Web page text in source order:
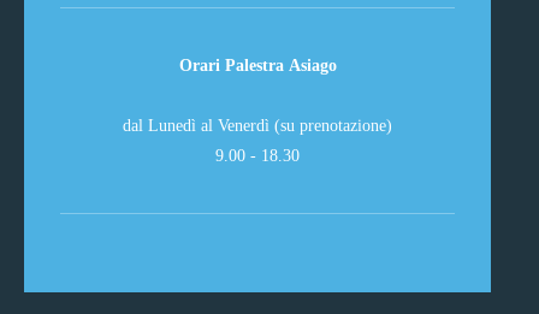
Orari Palestra Asiago
dal Lunedì al Venerdì (su prenotazione)
9.00 - 18.30